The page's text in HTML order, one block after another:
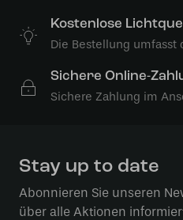
Kostenlose
Die Bestellung umfasst
Sichere Online-
Sichere Zahlung im
Stay up to date
Abonnieren Sie unseren
über alle Aktionen